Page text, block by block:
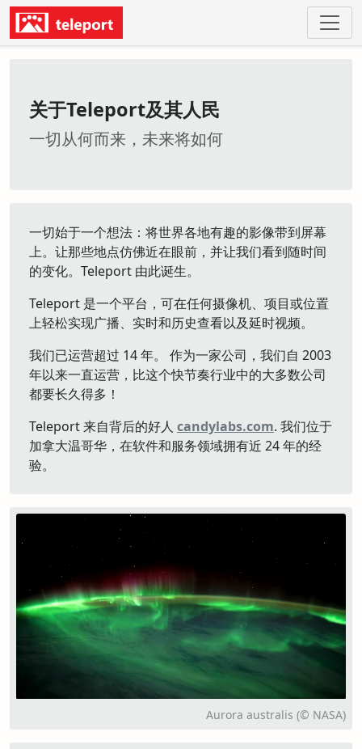
关于Teleport及其人民
一切从何而来，未来将如何
一切始于一个想法：将世界各地有趣的影像带到屏幕
上。让那些地点仿佛近在眼前，并让我们看到随时间
的变化。Teleport 由此诞生。
Teleport 是一个平台，可在任何摄像机、项目或位置
上轻松实现广播、实时和历史查看以及延时视频。
我们已运营超过 14 年。 作为一家公司，我们自 2003
年以来一直运营，比这个快节奏行业中的大多数公司
都要长久得多！
Teleport 来自背后的好人 candylabs.com. 我们位于
加拿大温哥华，在软件和服务领域拥有近 24 年的经
验。
Aurora australis (© NASA)